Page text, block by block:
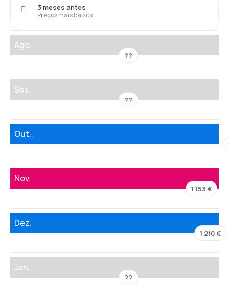
Preços mais baixos
3 meses antes
Ago.
??
Set.
??
Out.
Nov.
1 153 €
Dez.
1 210 €
Jan.
??